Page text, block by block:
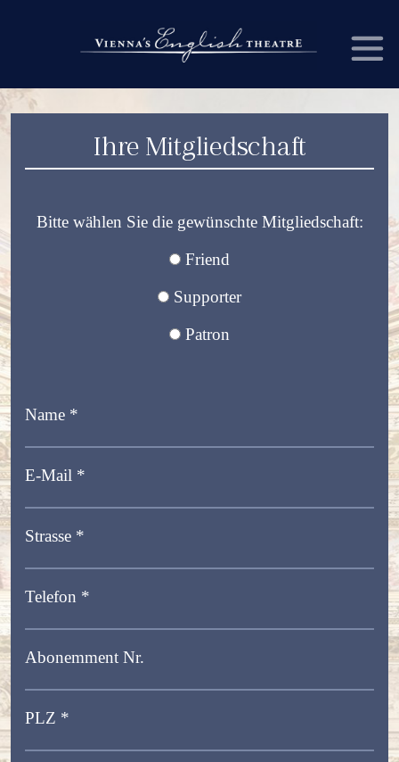
Ihre Mitgliedschaft
Bitte wählen Sie die gewünschte Mitgliedschaft:
Friend
Supporter
Patron
Name *
E-Mail *
Strasse *
Telefon *
Abonemment Nr.
PLZ *